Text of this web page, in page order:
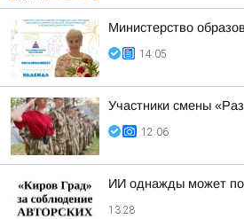
Министерство
14:05
Участники смены
12:06
ИИ однажды может
13:28